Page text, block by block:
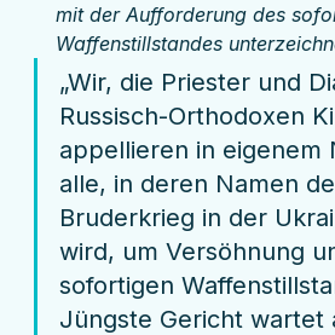
mit der Aufforderung des
Waffenstillstandes
„Wir, die Priester und
Russisch-Orthodoxen
appellieren in eigenem
alle, in deren Namen
Bruderkrieg in der
wird, um Versöhnung
sofortigen
Jüngste Gericht wartet